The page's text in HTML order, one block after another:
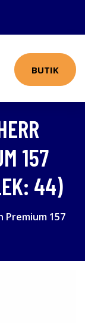
BUTIK
157
44)
Premium 157